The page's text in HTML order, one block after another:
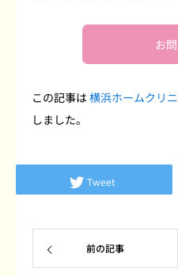
お
この記事は横浜ホームクリ
しました。
Tweet
前の記事